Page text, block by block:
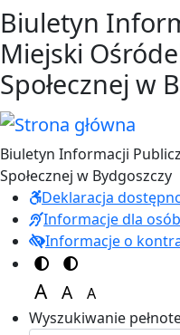
Biuletyn
Miejski
Społecznej w
Biuletyn Informacji
Społecznej w Bydgoszczy
Deklaracja
Informacje dla osób
Informacje o
Switch to color theme
Switch to high
A
Set font size
A
Set font size
A
Set font size
Wyszukiwanie